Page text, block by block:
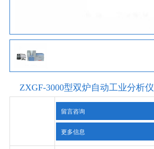
ZXGF-3000型双炉自动工业分析仪
留言咨询
更多信息